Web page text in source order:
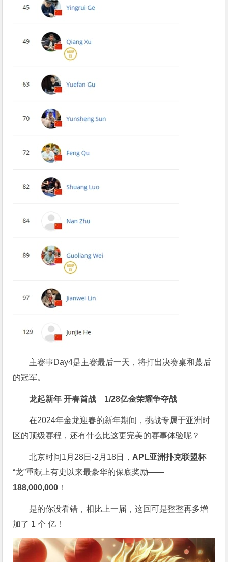
主赛事Day4是主赛最后一天，将打出决赛桌和蕞后
的冠军。
龙起新年 开春首战 1/28亿金荣耀争夺战
在2024年金龙迎春的新年期间，挑战专属于亚洲时
区的顶级赛程，还有什么比这更完美的赛事体验呢？
北京时间1月28日-2月18日， APL亚洲扑克联盟杯
“龙”重献上有史以来最豪华的保底奖励——
188,000,000 ！
是的你没看错，相比上一届，这回可是整整再多增
加了 1 个 亿！